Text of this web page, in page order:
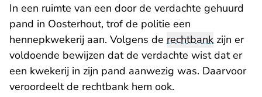
In een ruimte van een door de verdachte gehuurd
pand in Oosterhout, trof de politie een
hennepkwekerij aan. Volgens de rechtbank zijn er
voldoende bewijzen dat de verdachte wist dat er
een kwekerij in zijn pand aanwezig was. Daarvoor
veroordeelt de rechtbank hem ook.